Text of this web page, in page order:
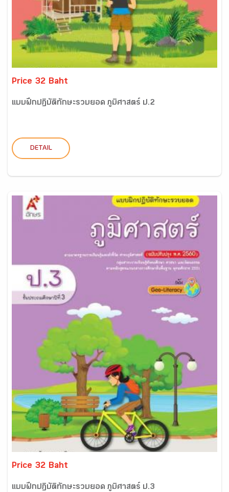
Price 32 Baht
แบบฝึกปฏิบัติทักษะรวบยอด ภูมิศาสตร์ ป.2
DETAIL
Price 32 Baht
แบบฝึกปฏิบัติทักษะรวบยอด ภูมิศาสตร์ ป.3